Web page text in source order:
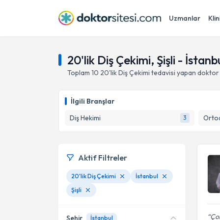
Uzmanlar
20'lik Diş Çekimi, Şişli -
Toplam 10 20'lik Diş Çekimi tedavisi yapan doktor
İlgili Branşlar
Diş Hekimi
3
Aktif Filtreler
20'lik Diş Çekimi
İstanbul
Şişli
Şehir İstanbul